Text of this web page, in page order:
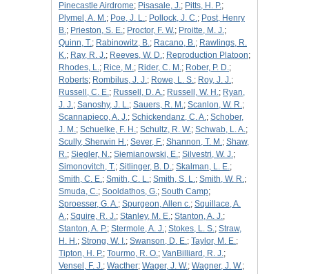
Pinecastle Airdrome; Pisasale, J.; Pitts, H. P.;
Plymel, A. M.; Poe, J. L.; Pollock, J. C.; Post, Henry
B.; Prieston, S. E.; Proctor, F. W.; Proitte, M. J.;
Quinn, T.; Rabinowitz, B.; Racano, B.; Rawlings, R.
K.; Ray, R. J.; Reeves, W. D.; Reproduction Platoon;
Rhodes, L.; Rice, M.; Rider, C. M.; Rober, P. D.;
Roberts; Rombilus, J. J.; Rowe, L. S.; Roy, J. J.;
Russell, C. E.; Russell, D. A.; Russell, W. H.; Ryan,
J. J.; Sanoshy, J. L.; Sauers, R. M.; Scanlon, W. R.;
Scannapieco, A. J.; Schickendanz, C. A.; Schober,
J. M.; Schuelke, F. H.; Schultz, R. W.; Schwab, L. A.;
Scully, Sherwin H.; Sever, F.; Shannon, T. M.; Shaw,
R.; Siegler, N.; Siemianowski, E.; Silvestri, W. J.;
Simonovitch, T.; Sitlinger, B. D.; Skalman, L. E.;
Smith, C. E.; Smith, C. L.; Smith, S. L.; Smith, W. R.;
Smuda, C.; Sooldathos, G.; South Camp;
Sproesser, G. A.; Spurgeon, Allen c.; Squillace, A.
A.; Squire, R. J.; Stanley, M. E.; Stanton, A. J.;
Stanton, A. P.; Stermole, A. J.; Stokes, L. S.; Straw,
H. H.; Strong, W. I.; Swanson, D. E.; Taylor, M. E.;
Tipton, H. P.; Tourmo, R. O.; VanBilliard, R. J.;
Vensel, F. J.; Wacther; Wager, J. W.; Wagner, J. W.;